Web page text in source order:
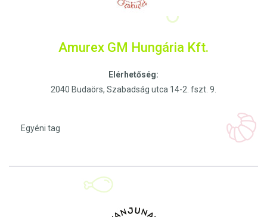
Amurex GM Hungária Kft.
Elérhetőség:
2040 Budaörs, Szabadság utca 14-2. fszt. 9.
Egyéni tag